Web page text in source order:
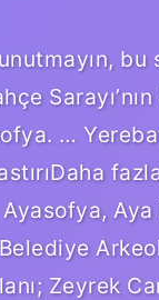
…
Zeyrek